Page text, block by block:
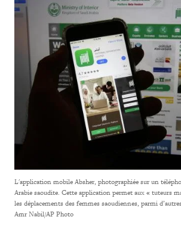
L'application mobile Absher, photographiée sur un
Arabie saoudite. Cette application permet aux « tuteurs
les déplacements des femmes saoudiennes, parmi
Amr Nabil/AP Photo